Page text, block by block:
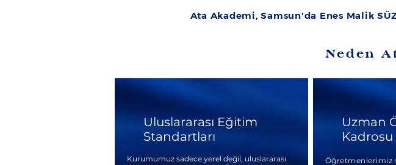
Ata Akademi, Samsun'da Enes Malik
Neden
Uluslararası Eğitim
Standartları
Kurumumuz sadece yerel değil, uluslararası
Uzman
Kadrosu
Öğretmenlerimiz